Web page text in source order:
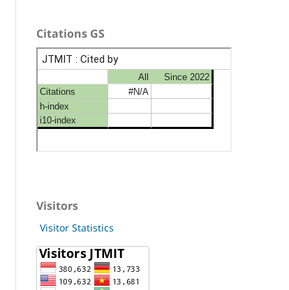
Citations GS
Visitors
Visitor Statistics